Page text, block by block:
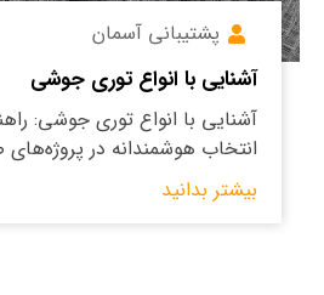
پشتیبانی آسمان
آشنایی با انواع توری جوشی
آشنایی با انواع توری جوشی:
انتخاب هوشمندانه در
بیشتر بدانید